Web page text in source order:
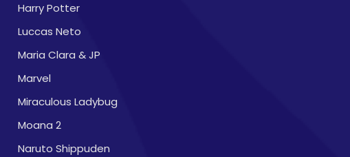
Harry Potter
Luccas Neto
Maria Clara & JP
Marvel
Miraculous Ladybug
Moana 2
Naruto Shippuden